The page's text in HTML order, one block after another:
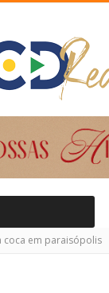
coca em paraisópolis